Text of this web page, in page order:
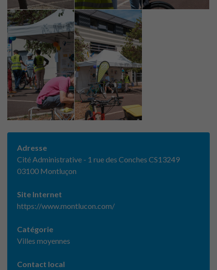
Adresse
Cité Administrative - 1 rue des Conches CS13249
03100 Montluçon
Site Internet
https://www.montlucon.com/
Catégorie
Villes moyennes
Contact local